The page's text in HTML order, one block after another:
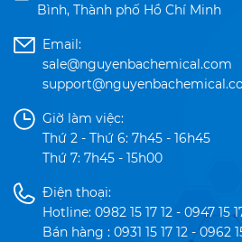
Bình, Thành phố Hồ Chí Minh
Email:
sale@nguyenbachemical.com
Giờ làm việc:
Thứ 2 - Thứ 6: 7h45 - 16h45
Thứ 7: 7h45 - 15h00
Điện thoại:
Hotline: 0982 15 17 12 - 0947 15
Bán hàng : 0931 15 17 12 - 0962